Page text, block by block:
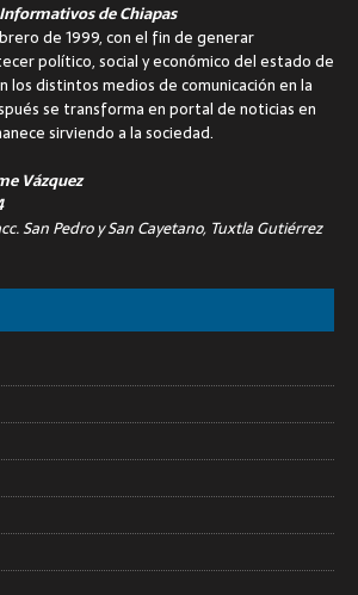
de Chiapas
de 1999, con el fin de generar
político, social y económico del estado de
los distintos medios de comunicación en la
se transforma en portal de noticias en
sirviendo a la sociedad.
Vázquez
San Pedro y San Cayetano, Tuxtla Gutiérrez